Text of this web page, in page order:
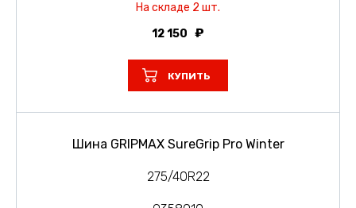
На складе 2 шт.
12 150
КУПИТЬ
Шина GRIPMAX SureGrip Pro Winter
275/40R22